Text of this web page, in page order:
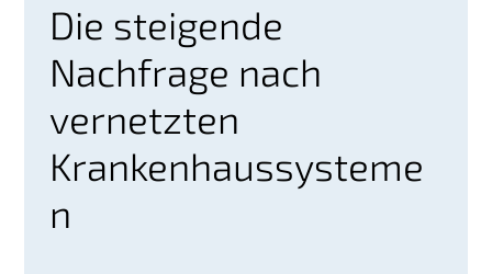
Die steigende
Nachfrage nach
vernetzten
Krankenhaussysteme
n